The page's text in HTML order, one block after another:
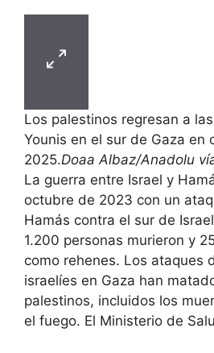
Los palestinos regresan a
Younis en el sur de Gaza en
2025.Doaa Albaz/Anadolu
La guerra entre Israel y
octubre de 2023 con un
Hamás contra el sur de
1.200 personas murieron y
como rehenes. Los ataques
israelíes en Gaza han
palestinos, incluidos los
el fuego. El Ministerio de